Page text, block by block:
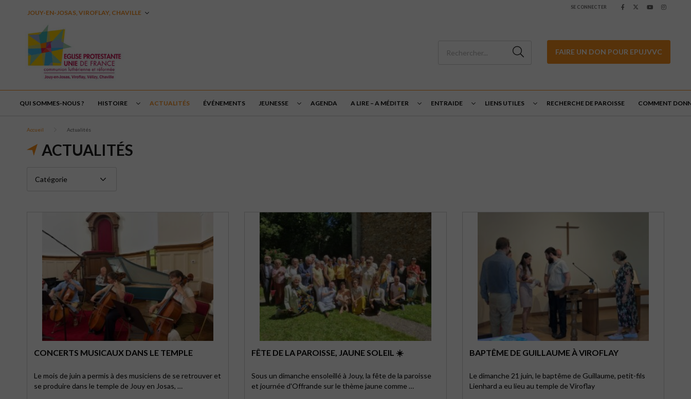
JOUY-EN-JOSAS, VIROFLAY, CHAVILLE
SE CONNECTER
FAIRE UN DON POUR EPUJVVC
QUI SOMMES-NOUS ? HISTOIRE ACTUALITÉS ÉVÉNEMENTS JEUNESSE AGENDA A LIRE – A MÉDITER ENTRAIDE LIENS UTILES RECHERCHE DE PAROISSE COMMENT
Accueil Actualités
ACTUALITÉS
CONCERTS MUSICAUX DANS LE TEMPLE
Le mois de juin a permis à des musiciens de se retrouver et
se produire dans le temple de Jouy en Josas, …
FÊTE DE LA PAROISSE, JAUNE SOLEIL ☀️
Sous un dimanche ensoleillé à Jouy, la fête de la paroisse
et journée d'Offrande sur le thème jaune comme …
BAPTÊME DE GUILLAUME À VIROFLAY
Le dimanche 21 juin, le baptême de Guillaume, petit-fils
Lienhard a eu lieu au temple de Viroflay